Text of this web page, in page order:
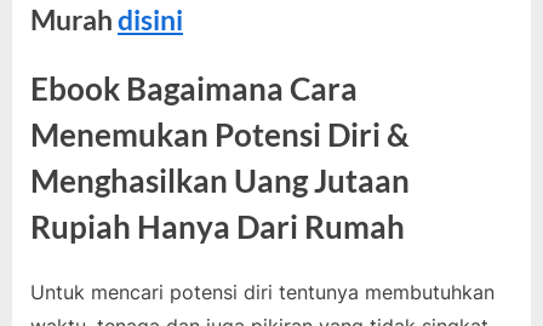
Murahdisini
Ebook Bagaimana Cara
Menemukan Potensi Diri &
Menghasilkan Uang Jutaan
Rupiah Hanya Dari Rumah
Untuk mencari potensi diri tentunya membutuhkan